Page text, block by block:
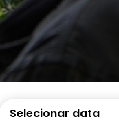
Selecionar data